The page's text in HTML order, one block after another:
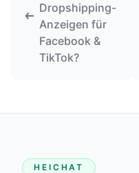
Dropshipping-
Anzeigen für
Facebook &
TikTok?
HEICHAT